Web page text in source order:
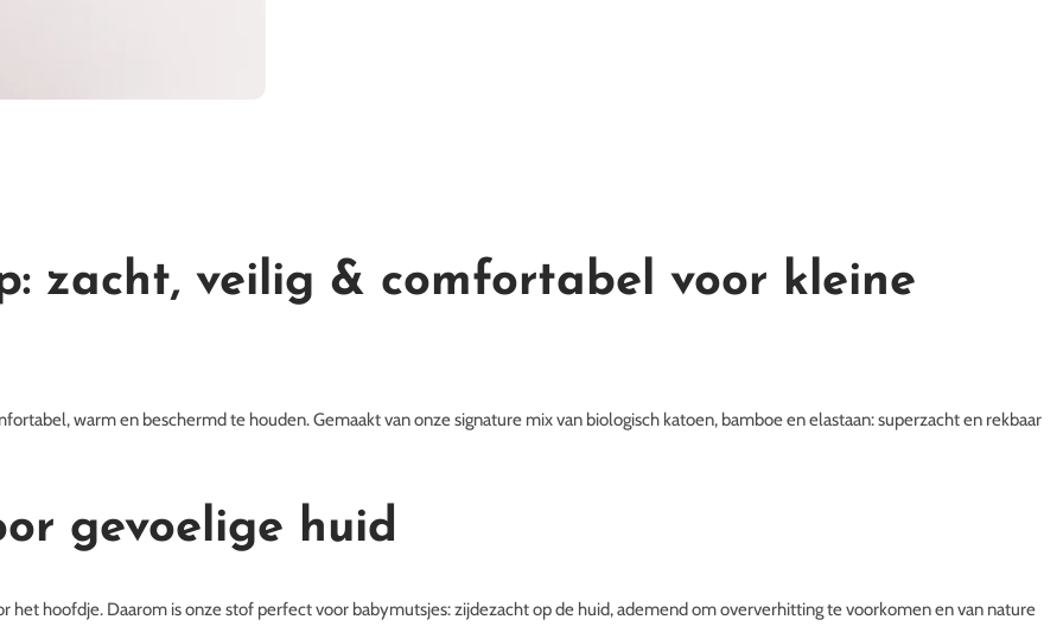
zacht, veilig & comfortabel voor kleine
warm en beschermd te houden. Gemaakt van onze signature mix van biologisch katoen, bamboe en elastaan: superzacht en rekbaar
gevoelige huid
het hoofdje. Daarom is onze stof perfect voor babymutsjes: zijdezacht op de huid, ademend om oververhitting te voorkomen en van nature